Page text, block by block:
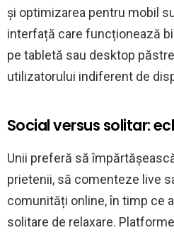
și optimizarea pentru mobil
interfață care funcționează
pe tabletă sau desktop
utilizatorului indiferent de
Social versus solitar:
Unii preferă să
prietenii, să comenteze live
comunități online, în timp ce
solitare de relaxare.